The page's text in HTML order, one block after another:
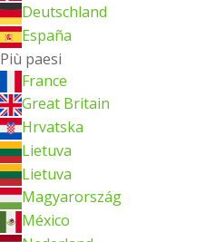
Deutschland
España
Più paesi
France
Great Britain
Hrvatska
Lietuva
Lietuva
Magyarország
México